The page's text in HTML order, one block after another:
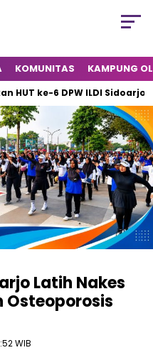
KOMUNITAS KAMPUNG
ke-6 DPW ILDI Sidoarjo
Latih Nakes
Osteoporosis
WIB